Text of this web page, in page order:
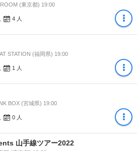
(東京都) 19:00
4 人
STATION (福岡県) 19:00
1 人
BOX (宮城県) 19:00
0 人
山手線ツアー2022